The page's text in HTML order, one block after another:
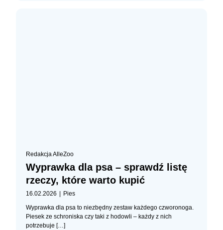
Redakcja AlleZoo
Wyprawka dla psa – sprawdź listę
rzeczy, które warto kupić
16.02.2026
Pies
Wyprawka dla psa to niezbędny zestaw każdego czworonoga.
Piesek ze schroniska czy taki z hodowli – każdy z nich
potrzebuje […]